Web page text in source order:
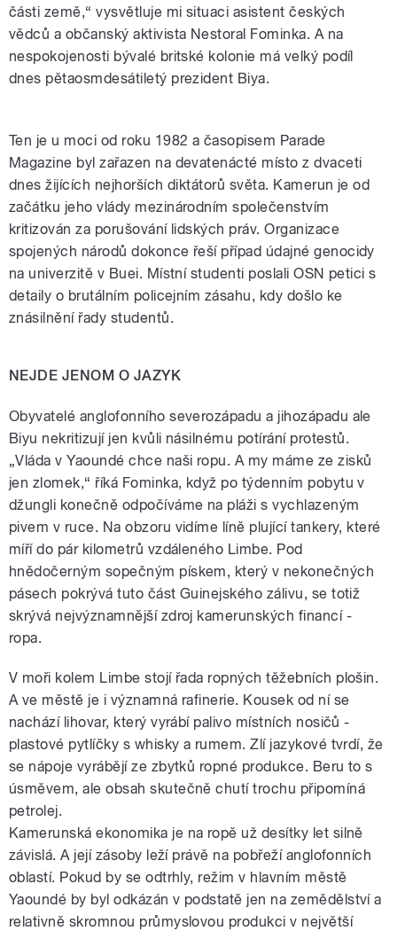
části země,“ vysvětluje mi situaci asistent českých
vědců a občanský aktivista Nestoral Fominka. A na
nespokojenosti bývalé britské kolonie má velký podíl
dnes pětaosmdesátiletý prezident Biya.
Ten je u moci od roku 1982 a časopisem Parade
Magazine byl zařazen na devatenácté místo z dvaceti
dnes žijících nejhorších diktátorů světa. Kamerun je od
začátku jeho vlády mezinárodním společenstvím
kritizován za porušování lidských práv. Organizace
spojených národů dokonce řeší případ údajné genocidy
na univerzitě v Buei. Místní studenti poslali OSN petici s
detaily o brutálním policejním zásahu, kdy došlo ke
znásilnění řady studentů.
NEJDE JENOM O JAZYK
Obyvatelé anglofonního severozápadu a jihozápadu ale
Biyu nekritizují jen kvůli násilnému potírání protestů.
„Vláda v Yaoundé chce naši ropu. A my máme ze zisků
jen zlomek,“ říká Fominka, když po týdenním pobytu v
džungli konečně odpočíváme na pláži s vychlazeným
pivem v ruce. Na obzoru vidíme líně plující tankery, které
míří do pár kilometrů vzdáleného Limbe. Pod
hnědočerným sopečným pískem, který v nekonečných
pásech pokrývá tuto část Guinejského zálivu, se totiž
skrývá nejvýznamnější zdroj kamerunských financí -
ropa.
V moři kolem Limbe stojí řada ropných těžebních plošin.
A ve městě je i významná rafinerie. Kousek od ní se
nachází lihovar, který vyrábí palivo místních nosičů -
plastové pytlíčky s whisky a rumem. Zlí jazykové tvrdí, že
se nápoje vyrábějí ze zbytků ropné produkce. Beru to s
úsměvem, ale obsah skutečně chutí trochu připomíná
petrolej.
Kamerunská ekonomika je na ropě už desítky let silně
závislá. A její zásoby leží právě na pobřeží anglofonních
oblastí. Pokud by se odtrhly, režim v hlavním městě
Yaoundé by byl odkázán v podstatě jen na zemědělství a
relativně skromnou průmyslovou produkci v největší